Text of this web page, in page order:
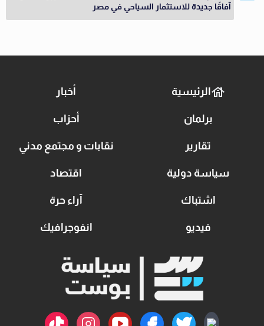
آفاقًا جديدة للاستثمار السياحي في مصر
الرئيسية أخبار
برلمان أحزاب
تقارير نقابات و مجتمع مدني
سياسة دولية اقتصاد
اشتباك آراء حرة
فيديو انفوجرافيك